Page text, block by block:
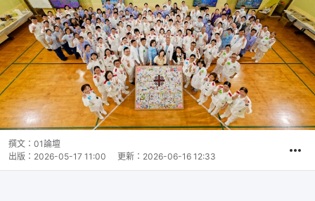
撰文： 01論壇
出版： 2026-05-17 11:00 更新： 2026-06-16 12:33